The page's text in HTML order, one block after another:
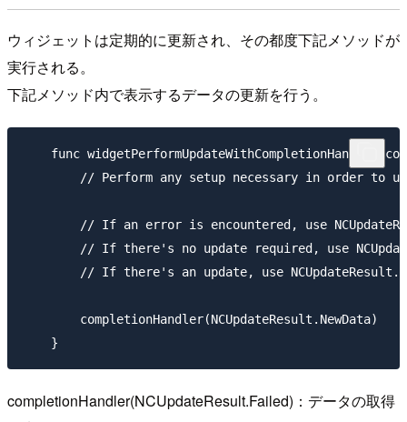
ウィジェットは定期的に更新され、その都度下記メソッドが
実行される。
下記メソッド内で表示するデータの更新を行う。
func
// Perform any setup necessary in order to
// If an error is encountered, use
// If there's no update required, use
// If there's an update, use
        completionHandler(NCUpdateResult.NewData)
completionHandler(NCUpdateResult.Failed)：データの取得